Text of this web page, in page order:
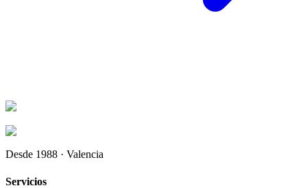
Desde 1988 · Valencia
Servicios